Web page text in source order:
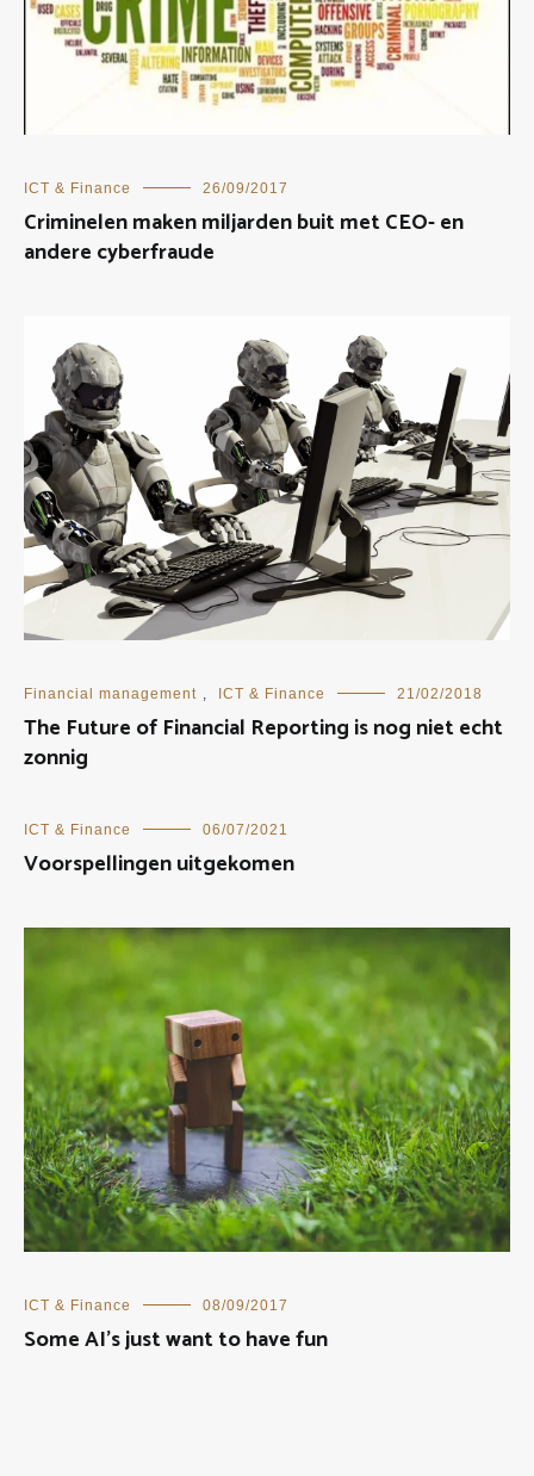
ICT & Finance 26/09/2017
Criminelen maken miljarden buit met CEO- en
andere cyberfraude
Financial management , ICT & Finance 21/02/2018
The Future of Financial Reporting is nog niet echt
zonnig
ICT & Finance 06/07/2021
Voorspellingen uitgekomen
ICT & Finance 08/09/2017
Some AI’s just want to have fun